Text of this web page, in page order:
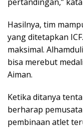
Hasilnya, tim
yang ditetapkan
maksimal.
bisa merebut
Aiman.
Ketika ditanya
berharap
pembinaan atlet